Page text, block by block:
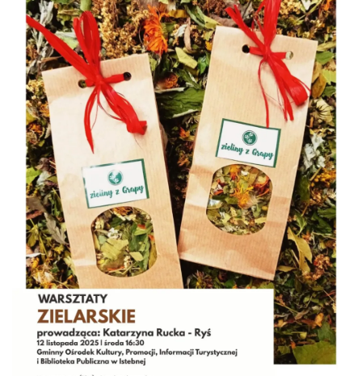
Piłkarski Piknik
Istebna
2026-08-22
0.39 km
Pójcie Dziecka – będzie kino!
Istebna
2026-08-11
1.10 km